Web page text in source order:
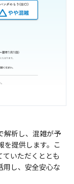
解析し、混雑が予
を提供します。こ
いただくととも
用し、安全安心な